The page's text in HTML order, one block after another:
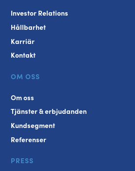
Investor Relations
Hållbarhet
Karriär
Kontakt
OM OSS
Om oss
Tjänster & erbjudanden
Kundsegment
Referenser
PRESS